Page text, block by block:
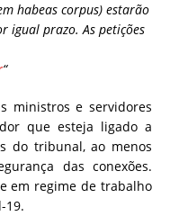
habeas corpus) estarão
igual prazo. As petições
“
ministros e servidores
que esteja ligado a
do tribunal, ao menos
das conexões.
em regime de trabalho
19.